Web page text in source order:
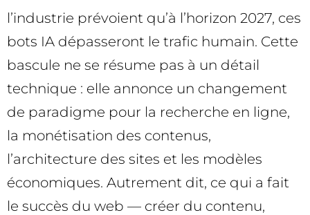
l’industrie prévoient qu’à l’horizon 2027, ces
bots IA dépasseront le trafic humain. Cette
bascule ne se résume pas à un détail
technique : elle annonce un changement
de paradigme pour la recherche en ligne,
la monétisation des contenus,
l’architecture des sites et les modèles
économiques. Autrement dit, ce qui a fait
le succès du web — créer du contenu,